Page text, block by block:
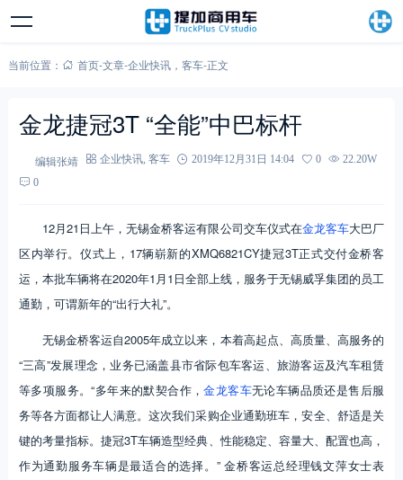
当前位置： 首页-文章-企业快讯， 客车-正文
金龙捷冠3T “全能”中巴标杆
编辑张靖 企业快讯, 客车 2019年12月31日 14:04 0
22.20W
0
12月21日上午，无锡金桥客运有限公司交车仪式在金龙客车大巴厂
区内举行。仪式上，17辆崭新的XMQ6821CY捷冠3T正式交付金桥客
运，本批车辆将在2020年1月1日全部上线，服务于无锡威孚集团的员工
通勤，可谓新年的“出行大礼”。
无锡金桥客运自2005年成立以来，本着高起点、高质量、高服务的
“三高”发展理念，业务已涵盖县市省际包车客运、旅游客运及汽车租赁
等多项服务。“多年来的默契合作，金龙客车无论车辆品质还是售后服
务等各方面都让人满意。这次我们采购企业通勤班车，安全、舒适是关
键的考量指标。捷冠3T车辆造型经典、性能稳定、容量大、配置也高，
作为通勤服务车辆是最适合的选择。” 金桥客运总经理钱文萍女士表